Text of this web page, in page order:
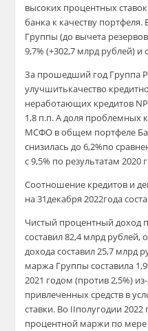
высоких процентных
банка к качеству
Группы (до вычета
9,7% (+302,7 млрд рублей) и
За прошедший год Группа
улучшитькачество
неработающих кредитов
1,8 п.п. А доля проблемных
МСФО в общем портфеле
снизилась до 6,2%по
с 9,5% по результатам 2020
Соотношение кредитов и
на 31декабря 2022года
Чистый процентный доход
составил 82,4 млрд
дохода составил 25,7 млрд
маржа Группы составила
2021 годом (против 2,5%)
привлеченных средств в
ставки. Во IIполугодии 2022
процентной маржи по мере